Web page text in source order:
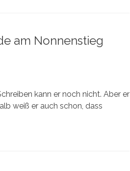
am Nonnenstieg
kann er noch nicht. Aber er
weiß er auch schon, dass